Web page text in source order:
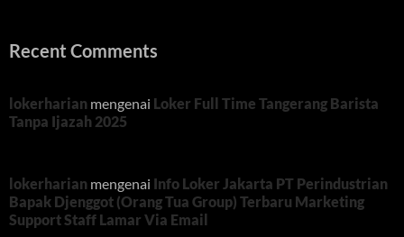
Recent Comments
lokerharian mengenai Loker Full Time Tangerang Barista
Tanpa Ijazah 2025
lokerharian mengenai Info Loker Jakarta PT Perindustrian
Bapak Djenggot (Orang Tua Group) Terbaru Marketing
Support Staff Lamar Via Email